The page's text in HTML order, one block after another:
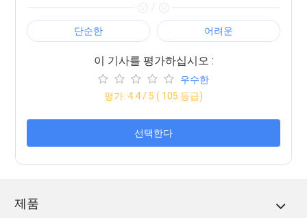
/
단순한 어려운
이 기사를 평가하십시오 :
우수한
평가: 4.4/ 5 ( 105 등급)
선택한다
제품